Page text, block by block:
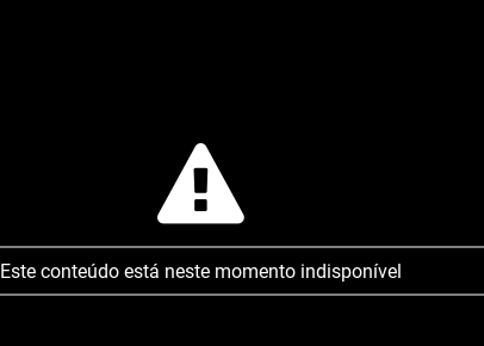
Este conteúdo está neste momento indisponível